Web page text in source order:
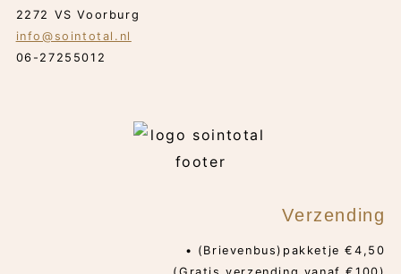
2272 VS Voorburg
info@sointotal.nl
06-27255012
Verzending
• (Brievenbus)pakketje €4,50